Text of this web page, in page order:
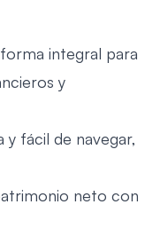
integral para
y
fácil de navegar,
neto con